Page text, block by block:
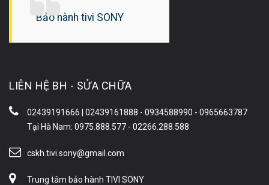
Bảo hành tivi SONY
LIÊN HỆ BH - SỬA CHỮA
02439191666 | 02439161888 - 0934588990 - 0965663787
Tại Hà Nam: 0975.888.577 - 02266.288.588
cskh.tivi.sony@gmail.com
Trung tâm bảo hành TIVI SONY